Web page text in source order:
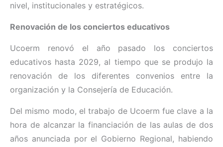
nivel, institucionales y estratégicos.
Renovación de los conciertos educativos
Ucoerm renovó el año pasado los conciertos
educativos hasta 2029, al tiempo que se produjo la
renovación de los diferentes convenios entre la
organización y la Consejería de Educación.
Del mismo modo, el trabajo de Ucoerm fue clave a la
hora de alcanzar la financiación de las aulas de dos
años anunciada por el Gobierno Regional, habiendo